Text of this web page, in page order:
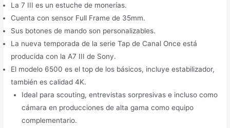
La 7 III es un estuche de monerías.
Cuenta con sensor Full Frame de 35mm.
Sus botones de mando son personalizables.
La nueva temporada de la serie Tap de Canal Once está
producida con la A7 III de Sony.
El modelo 6500 es el top de los básicos, incluye estabilizador,
también es calidad 4K.
Ideal para scouting, entrevistas sorpresivas e incluso como
cámara en producciones de alta gama como equipo
complementario.